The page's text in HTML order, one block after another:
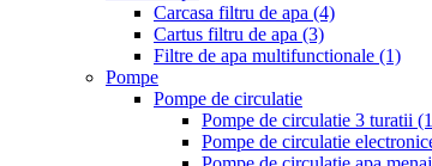
Carcasa filtru de apa (4)
Cartus filtru de apa (3)
Filtre de apa multifunctionale (1)
Pompe
Pompe de circulatie
Pompe de circulatie 3 turatii
Pompe de circulatie